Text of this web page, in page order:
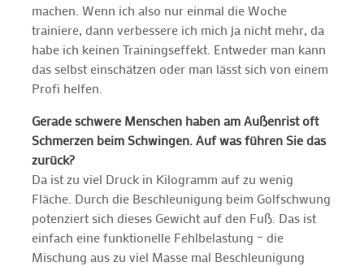
machen. Wenn ich also nur einmal die Woche
trainiere, dann verbessere ich mich ja nicht mehr, da
habe ich keinen Trainingseffekt. Entweder man kann
das selbst einschätzen oder man lässt sich von einem
Profi helfen.
Gerade schwere Menschen haben am Außenrist oft
Schmerzen beim Schwingen. Auf was führen Sie das
zurück?
Da ist zu viel Druck in Kilogramm auf zu wenig
Fläche. Durch die Beschleunigung beim Golfschwung
potenziert sich dieses Gewicht auf den Fuß. Das ist
einfach eine funktionelle Fehlbelastung – die
Mischung aus zu viel Masse mal Beschleunigung